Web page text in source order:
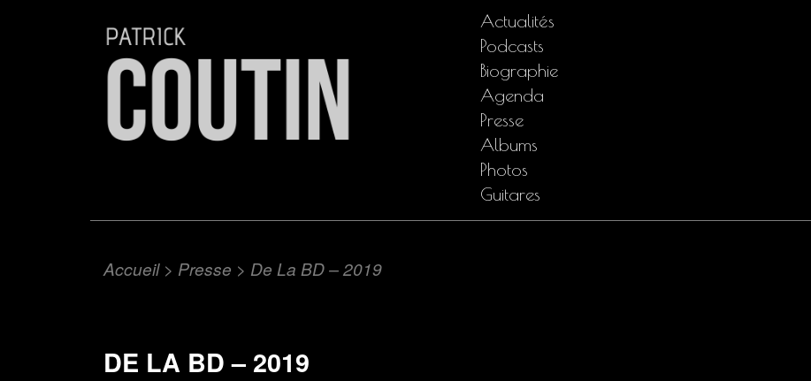
Actualités
Podcasts
Biographie
Agenda
Presse
Albums
Photos
Guitares
Accueil> Presse > De La BD – 2019
DE LA BD – 2019